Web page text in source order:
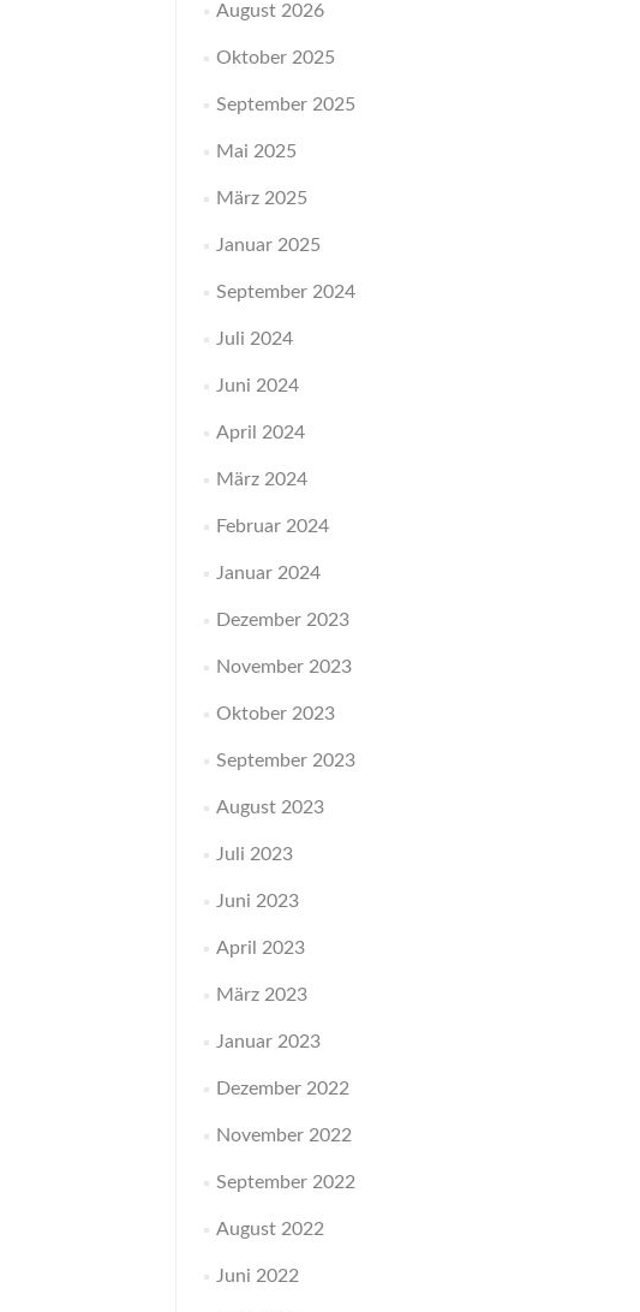
August 2026
Oktober 2025
September 2025
Mai 2025
März 2025
Januar 2025
September 2024
Juli 2024
Juni 2024
April 2024
März 2024
Februar 2024
Januar 2024
Dezember 2023
November 2023
Oktober 2023
September 2023
August 2023
Juli 2023
Juni 2023
April 2023
März 2023
Januar 2023
Dezember 2022
November 2022
September 2022
August 2022
Juni 2022